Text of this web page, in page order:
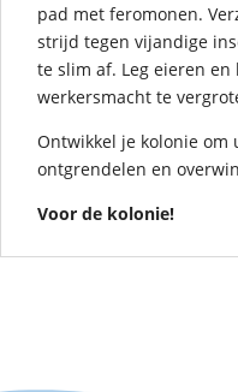
pad met feromonen.
strijd tegen vijandige
te slim af. Leg eieren
werkersmacht te
Ontwikkel je kolonie om
ontgrendelen en
Voor de kolonie!